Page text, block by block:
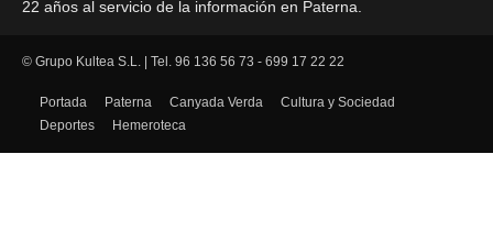
22 años al servicio de la información en Paterna.
SÍGUENOS
© Grupo Kultea S.L. | Tel. 96 136 56 73 - 699 17 22 22
Portada Paterna Canyada Verda
Cultura y Sociedad
Deportes
Hemeroteca